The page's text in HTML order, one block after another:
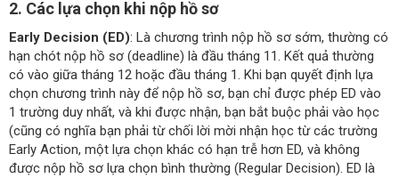
2. Các lựa chọn khi nộp hồ sơ
Early Decision (ED): Là chương trình nộp hồ sơ sớm, thường có
hạn chót nộp hồ sơ (deadline) là đầu tháng 11. Kết quả thường
có vào giữa tháng 12 hoặc đầu tháng 1. Khi bạn quyết định lựa
chọn chương trình này để nộp hồ sơ, bạn chỉ được phép ED vào
1 trường duy nhất, và khi được nhận, bạn bắt buộc phải vào học
(cũng có nghĩa bạn phải từ chối lời mời nhận học từ các trường
Early Action, một lựa chọn khác có hạn trễ hơn ED, và không
được nộp hồ sơ lựa chọn bình thường (Regular Decision). ED là